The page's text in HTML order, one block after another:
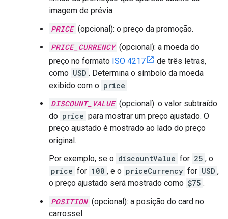
imagem de prévia.
PRICE (opcional): o preço da promoção.
PRICE_CURRENCY (opcional): a moeda do
preço no formato ISO 4217
de três letras,
como USD . Determina o símbolo da moeda
exibido com o price .
DISCOUNT_VALUE (opcional): o valor subtraído
do price para mostrar um preço ajustado. O
preço ajustado é mostrado ao lado do preço
original.
Por exemplo, se o discountValue for 25 , o
price for 100 , e o priceCurrency for USD ,
o preço ajustado será mostrado como $75 .
POSITION (opcional): a posição do card no
carrossel.